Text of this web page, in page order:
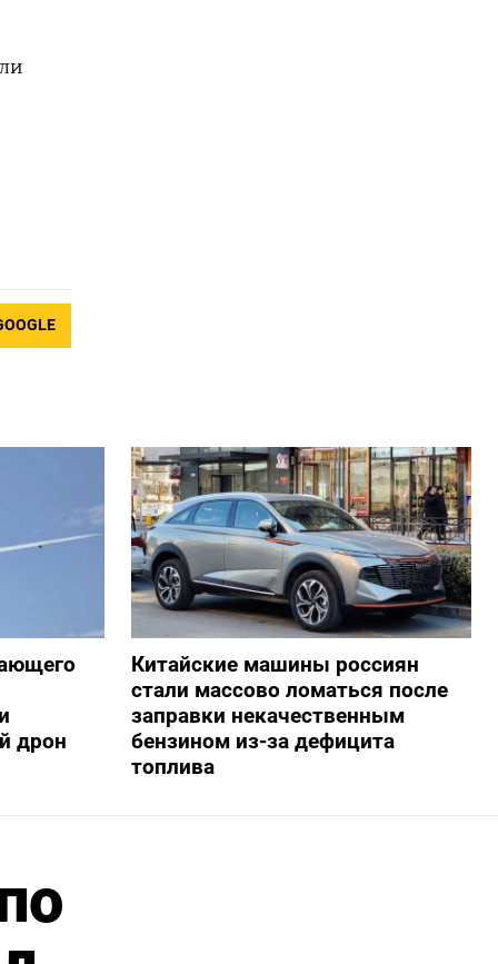
дрон
Китайские машины россиян
стали массово ломаться после
заправки некачественным
бензином из-за дефицита
топлива